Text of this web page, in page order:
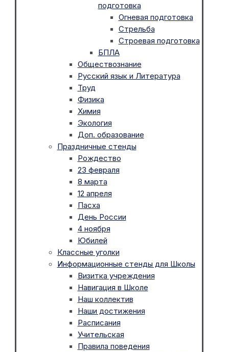
подготовка
Огневая подготовка
Стрельба
Строевая подготовка
БПЛА
Обществознание
Русский язык и Литература
Труд
Физика
Химия
Экология
Доп. образование
Праздничные стенды
Рождество
23 февраля
8 марта
12 апреля
Пасха
День России
4 ноября
Юбилей
Классные уголки
Информационные стенды для Школы
Визитка учреждения
Навигация в Школе
Наш коллектив
Наши достижения
Расписания
Учительская
Правила поведения